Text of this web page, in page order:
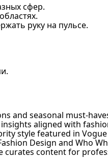
сфер.
руку на пульсе.
and seasonal must-
aligned with
style featured in Vogue
Design and Who
curates content for